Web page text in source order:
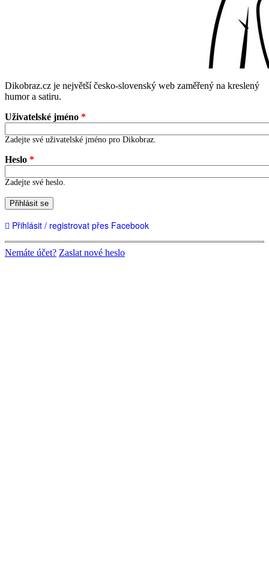
Dikobraz.cz je největší česko-slovenský web zaměřený na kreslený
humor a satiru.
Uživatelské jméno *
Zadejte své uživatelské jméno pro Dikobraz.
Heslo *
Zadejte své heslo.
Přihlásit se
Přihlásit / registrovat přes Facebook
Nemáte účet? Zaslat nové heslo